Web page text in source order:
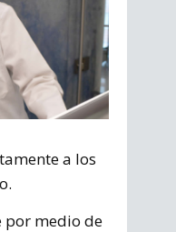
a los
por medio de